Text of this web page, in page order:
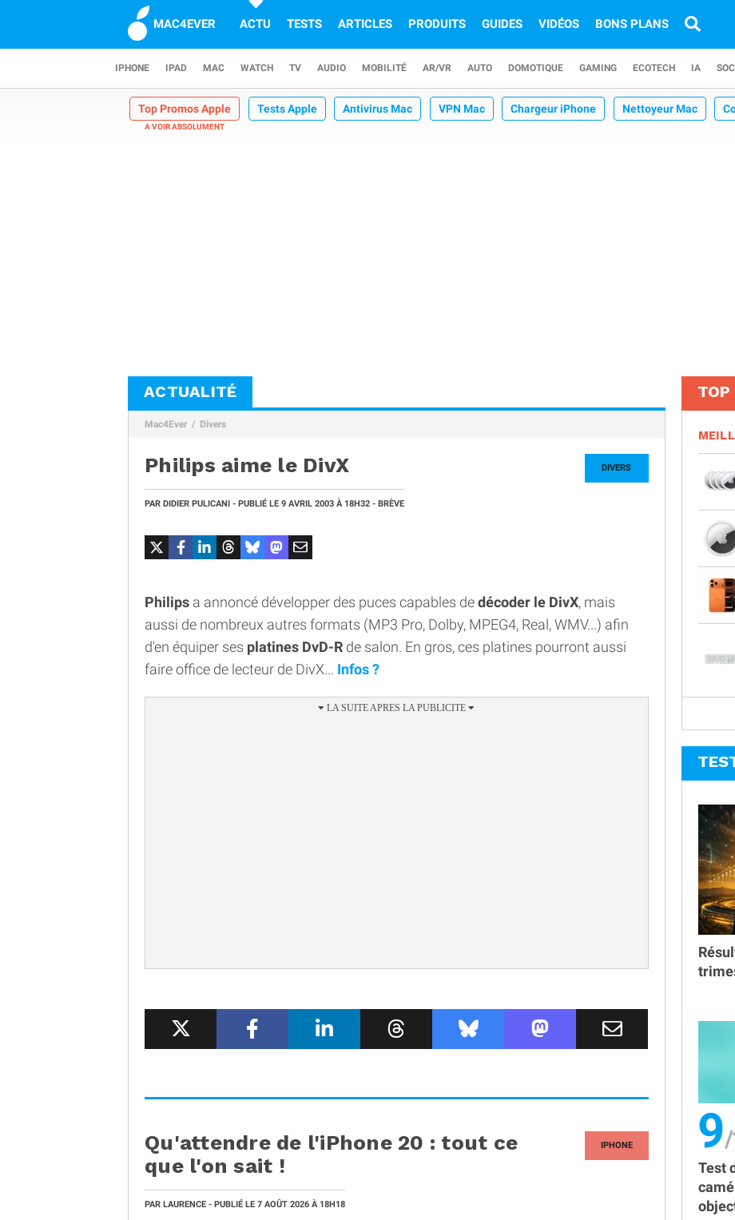
MAC4EVER ACTU TESTS ARTICLES PRODUITS GUIDES VIDÉOS BONS PLANS
IPHONE IPAD MAC WATCH TV AUDIO MOBILITÉ AR/VR AUTO DOMOTIQUE GAMING ECOTECH IA
Top Promos Apple Tests Apple Antivirus Mac VPN Mac Chargeur iPhone Nettoyeur Mac
ACTUALITÉ
Mac4Ever Divers
DIVERS
Philips aime le DivX
PAR DIDIER PULICANI - PUBLIÉ LE 9 AVRIL 2003 À 18H32 - BRÈVE
Philips a annoncé développer des puces capables dedécoder le DivX, mais
aussi de nombreux autres formats (MP3 Pro, Dolby, MPEG4, Real, WMV...) afin
d'en équiper ses platines DvD-R de salon. En gros, ces platines pourront aussi
faire office de lecteur de DivX... Infos ?
IPHONE
Qu'attendre de l'iPhone 20 : tout ce
que l'on sait !
PAR LAURENCE - PUBLIÉ LE 7 AOÛT 2026 À 18H18
TOP
9
Test